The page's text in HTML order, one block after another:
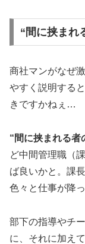
“間に挟まれ
商社マンがなぜ
やすく説明すると
きですかねぇ…
“間に挟まれる者
ど中間管理職（
ば良いかと。課
色々と仕事が降
部下の指導やチ
に、それに加え